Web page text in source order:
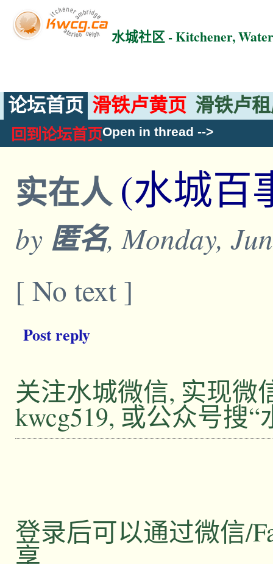
水城社区 - Kitchener,
论坛首页 滑铁卢黄页 滑铁卢
回到论坛首页Open in thread -->
实在人(水城百
by 匿名, Monday,
[ No text ]
Post reply
关注水城微信, 实现微
kwcg519, 或公众号搜“
登录后可以通过微信/
享